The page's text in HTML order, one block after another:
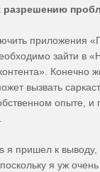
разрешению
приложения
зайти в
Конечно
вызвать
опыте, и
я пришел к
я уж